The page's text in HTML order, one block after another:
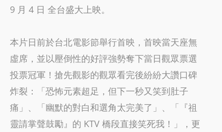
9 月 4 日 全台盛大上映。
本片日前於台北電影節舉行首映，首映當天座無
虛席，並以壓倒性的好評強勢奪下當日觀眾票選
投票冠軍！搶先觀影的觀眾看完後紛紛大讚口碑
炸裂：「恐怖元素超足，但下一秒又笑到肚子
痛」、「幽默的對白和選角太完美了」、「『祖
靈請掌聲鼓勵』的 KTV 橋段直接笑死我！」，更